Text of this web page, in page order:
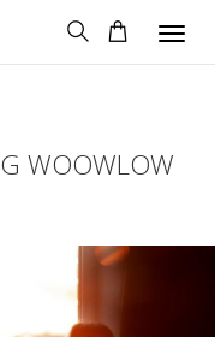
WOOWLOW